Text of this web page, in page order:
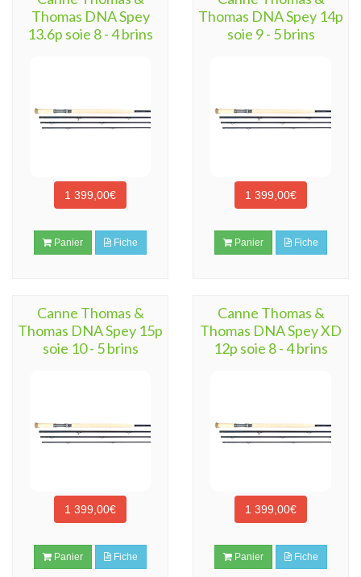
Thomas DNA Spey
13.6p soie 8 - 4 brins
1 399,00€
Panier Fiche
Thomas DNA Spey 14p
soie 9 - 5 brins
1 399,00€
Panier Fiche
Canne Thomas &
Thomas DNA Spey 15p
soie 10 - 5 brins
1 399,00€
Panier Fiche
Canne Thomas &
Thomas DNA Spey XD
12p soie 8 - 4 brins
1 399,00€
Panier Fiche